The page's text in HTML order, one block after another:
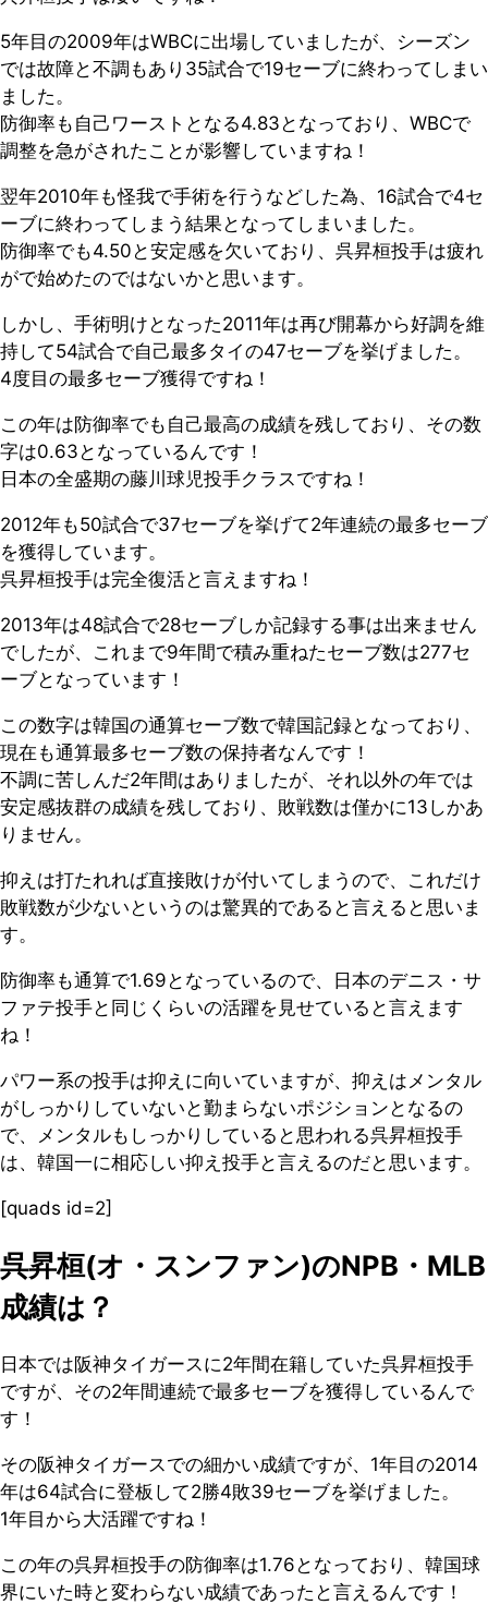
5年目の2009年はWBCに出場していましたが、シーズン
では故障と不調もあり35試合で19セーブに終わってしまい
ました。
防御率も自己ワーストとなる4.83となっており、WBCで
調整を急がされたことが影響していますね！
翌年2010年も怪我で手術を行うなどした為、16試合で4セ
ーブに終わってしまう結果となってしまいました。
防御率でも4.50と安定感を欠いており、呉昇桓投手は疲れ
がで始めたのではないかと思います。
しかし、手術明けとなった2011年は再び開幕から好調を維
持して54試合で自己最多タイの47セーブを挙げました。
4度目の最多セーブ獲得ですね！
この年は防御率でも自己最高の成績を残しており、その数
字は0.63となっているんです！
日本の全盛期の藤川球児投手クラスですね！
2012年も50試合で37セーブを挙げて2年連続の最多セーブ
を獲得しています。
呉昇桓投手は完全復活と言えますね！
2013年は48試合で28セーブしか記録する事は出来ません
でしたが、これまで9年間で積み重ねたセーブ数は277セ
ーブとなっています！
この数字は韓国の通算セーブ数で韓国記録となっており、
現在も通算最多セーブ数の保持者なんです！
不調に苦しんだ2年間はありましたが、それ以外の年では
安定感抜群の成績を残しており、敗戦数は僅かに13しかあ
りません。
抑えは打たれれば直接敗けが付いてしまうので、これだけ
敗戦数が少ないというのは驚異的であると言えると思いま
す。
防御率も通算で1.69となっているので、日本のデニス・サ
ファテ投手と同じくらいの活躍を見せていると言えます
ね！
パワー系の投手は抑えに向いていますが、抑えはメンタル
がしっかりしていないと勤まらないポジションとなるの
で、メンタルもしっかりしていると思われる呉昇桓投手
は、韓国一に相応しい抑え投手と言えるのだと思います。
[quads id=2]
呉昇桓(オ・スンファン)のNPB・MLB
成績は？
日本では阪神タイガースに2年間在籍していた呉昇桓投手
ですが、その2年間連続で最多セーブを獲得しているんで
す！
その阪神タイガースでの細かい成績ですが、1年目の2014
年は64試合に登板して2勝4敗39セーブを挙げました。
1年目から大活躍ですね！
この年の呉昇桓投手の防御率は1.76となっており、韓国球
界にいた時と変わらない成績であったと言えるんです！